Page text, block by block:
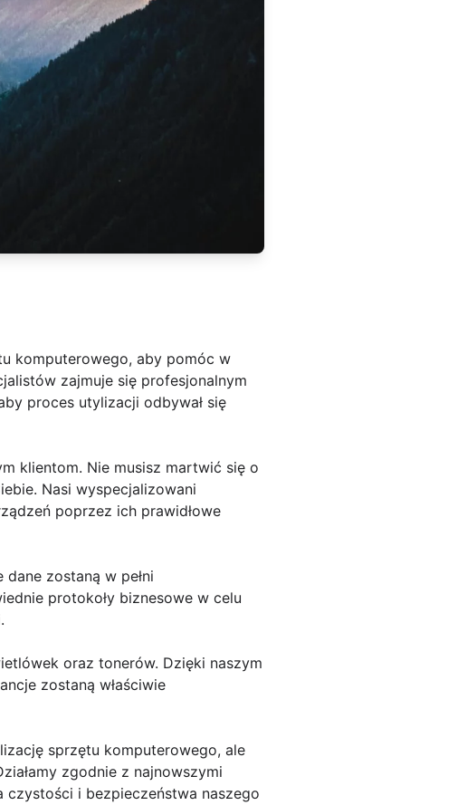
komputerowego, aby pomóc w
zajmuje się profesjonalnym
proces utylizacji odbywał się
klientom. Nie musisz martwić się o
Nasi wyspecjalizowani
poprzez ich prawidłowe
zostaną w pełni
protokoły biznesowe w celu
oraz tonerów. Dzięki naszym
zostaną właściwie
sprzętu komputerowego, ale
zgodnie z najnowszymi
czystości i bezpieczeństwa naszego